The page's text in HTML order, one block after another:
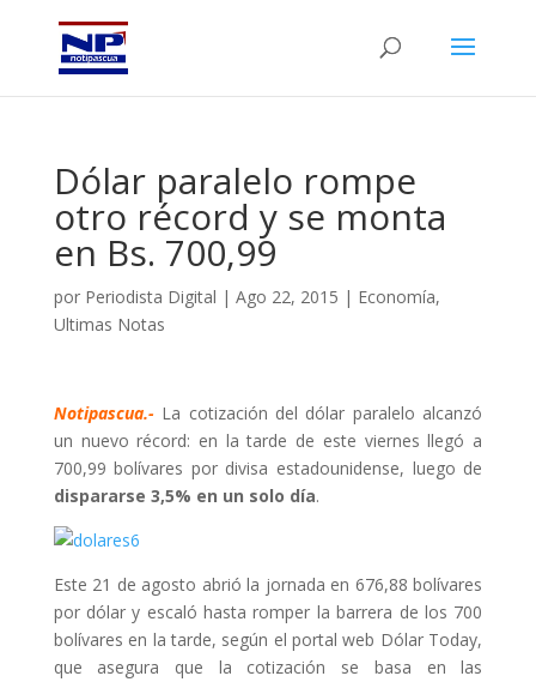
Dólar paralelo rompe
otro récord y se monta
en Bs. 700,99
por Periodista Digital | Ago 22, 2015 | Economía,
Ultimas Notas
Notipascua.- La cotización del dólar paralelo alcanzó
un nuevo récord: en la tarde de este viernes llegó a
700,99 bolívares por divisa estadounidense, luego de
dispararse 3,5% en un solo día.
Este 21 de agosto abrió la jornada en 676,88 bolívares
por dólar y escaló hasta romper la barrera de los 700
bolívares en la tarde, según el portal web Dólar Today,
que asegura que la cotización se basa en las